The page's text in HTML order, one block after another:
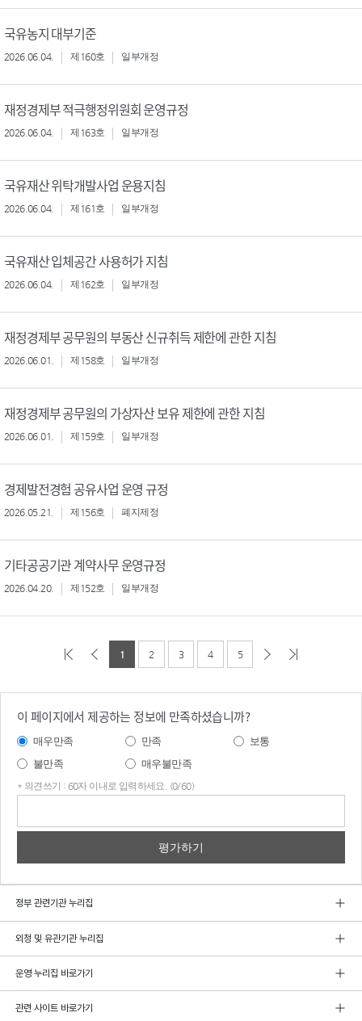
국유농지 대부기준
2026.06.04. 제160호 일부개정
재정경제부 적극행정위원회 운영규정
2026.06.04. 제163호 일부개정
국유재산 위탁개발사업 운용지침
2026.06.04. 제161호 일부개정
국유재산 입체공간 사용허가 지침
2026.06.04. 제162호 일부개정
재정경제부 공무원의 부동산 신규취득 제한에 관한 지침
2026.06.01. 제158호 일부개정
재정경제부 공무원의 가상자산 보유 제한에 관한 지침
2026.06.01. 제159호 일부개정
경제발전경험 공유사업 운영 규정
2026.05.21. 제156호 폐지제정
기타공공기관 계약사무 운영규정
2026.04.20. 제152호 일부개정
1 2 3 4 5
이 페이지에서 제공하는 정보에 만족하셨습니까?
매우만족 만족
보통
불만족
매우불만족
* 의견쓰기 : 60자 이내로 입력하세요. (0/60)
정부 관련기관 누리집
외청 및 유관기관 누리집
운영 누리집 바로가기
관련 사이트 바로가기